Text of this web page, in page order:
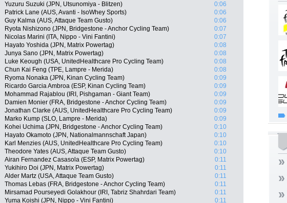
Yuzuru Suzuki (JPN, Utsunomiya - Blitzen)
0:06
Patrick Lane (AUS, Avanti - IsoWhey Sports)
0:06
Guy Kalma (AUS, Attaque Team Gusto)
0:06
Ryota Nishizono (JPN, Bridgestone - Anchor Cycling Team)
0:07
Nicolas Marini (ITA, Nippo - Vini Fantini)
0:07
Hayato Yoshida (JPN, Matrix Powertag)
0:08
Junya Sano (JPN, Matrix Powertag)
0:08
Luke Keough (USA, UnitedHealthcare Pro Cycling Team)
0:08
Chun Kai Feng (TPE, Lampre - Merida)
0:08
Ryoma Nonaka (JPN, Kinan Cycling Team)
0:09
Ricardo Garcia Ambroa (ESP, Kinan Cycling Team)
0:09
Mohammad Rajablou (IRI, Pishgaman - Giant Team)
0:09
Damien Monier (FRA, Bridgestone - Anchor Cycling Team)
0:09
Jonathan Clarke (AUS, UnitedHealthcare Pro Cycling Team)
0:09
Marko Kump (SLO, Lampre - Merida)
0:09
Kohei Uchima (JPN, Bridgestone - Anchor Cycling Team)
0:10
Hayato Okamoto (JPN, Nationalmannschaft Japan)
0:10
Karl Menzies (AUS, UnitedHealthcare Pro Cycling Team)
0:10
Theodore Yates (AUS, Attaque Team Gusto)
0:10
Airan Fernandez Casasola (ESP, Matrix Powertag)
0:11
Yukihiro Doi (JPN, Matrix Powertag)
0:11
Alder Martz (USA, Attaque Team Gusto)
0:11
Thomas Lebas (FRA, Bridgestone - Anchor Cycling Team)
0:11
Mirsamad Pourseyedi Golakhour (IRI, Tabriz Shahrdari Team)
0:11
Yuma Koishi (JPN, Nippo - Vini Fantini)
0:11